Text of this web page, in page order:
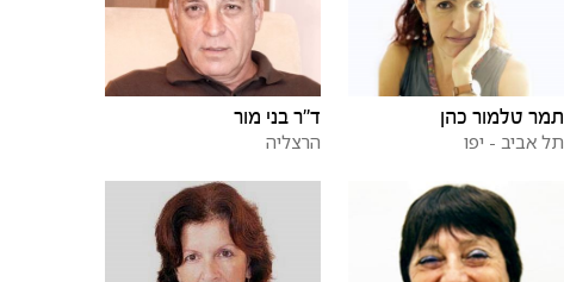
תמר טלמור כהן
תל אביב - יפו
ד"ר בני מור
הרצליה